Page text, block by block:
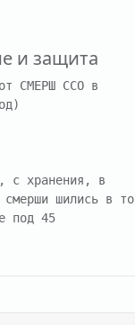
и защита
СМЕРШ ССО в
с хранения, в
шились в то
под 45